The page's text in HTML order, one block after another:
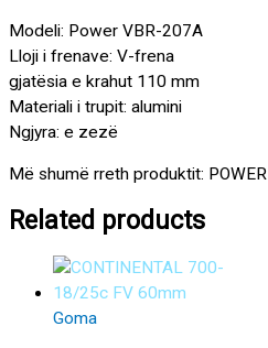
Modeli: Power VBR-207A
Lloji i frenave: V-frena
gjatësia e krahut 110 mm
Materiali i trupit: alumini
Ngjyra: e zezë
Më shumë rreth produktit: POWER
Related products
Goma